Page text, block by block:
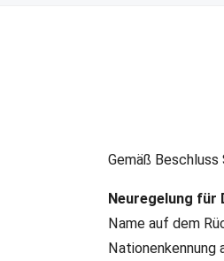
Gemäß
Neuregelung
Name auf dem